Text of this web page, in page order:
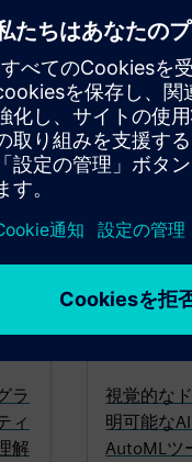
ラ
ィ
解
民主化され
視覚的な
明可能な
AutoMLツ